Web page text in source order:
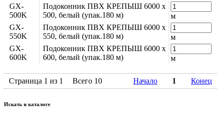
GX-
500K
Подоконник ПВХ КРЕПЫШ 6000 х
500, белый (упак.180 м)
м
GX-
550K
Подоконник ПВХ КРЕПЫШ 6000 х
550, белый (упак.180 м)
м
GX-
600K
Подоконник ПВХ КРЕПЫШ 6000 х
600, белый (упак.180 м)
м
Страница 1 из 1 Всего 10 Начало 1 Конец
Искать в каталоге